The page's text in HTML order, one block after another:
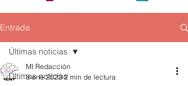
Entrada
Últimas noticias
Últimas noticias
MI Redacción
8 ene 2023 2 min de lectura